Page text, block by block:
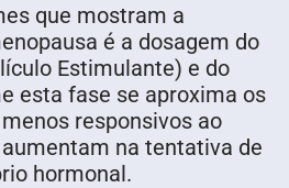
que mostram a
é a dosagem do
Estimulante) e do
esta fase se aproxima os
responsivos ao
aumentam na tentativa de
hormonal.